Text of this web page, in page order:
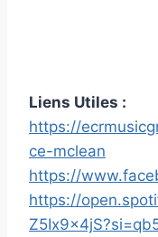
Liens Utiles :
https://
ce-mclean
https://
https://